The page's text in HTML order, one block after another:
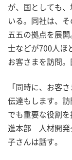
が、国としても
いる。同社は、
五五の拠点を展
士などが700人ほ
お客さまを訪問。
「同時に、お客
伝達もします。
でも重要な役割
進本部 人材開発
子さんは話す。